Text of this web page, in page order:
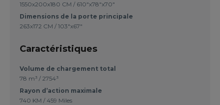
1550x200x180 CM / 610"x78"x70"
Dimensions de la porte principale
263x172 CM / 103"x67"
Caractéristiques
Volume de chargement total
78 m³ / 2754³
Rayon d’action maximale
740 KM / 459 Miles